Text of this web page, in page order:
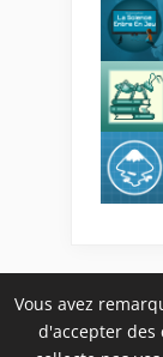
Vous avez
d'accepter des